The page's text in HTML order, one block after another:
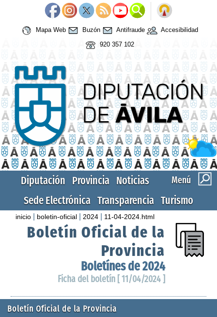
Mapa Web Buzón Antifraude
Accesibilidad
920 357 102
Menú
Diputación Provincia Noticias
Sede Electrónica Transparencia Turismo
inicio boletin-oficial 2024 11-04-2024.html
Boletín Oficial de la
Provincia
Boletínes de 2024
Ficha del boletín [ 11/04/2024 ]
Boletín Oficial de la Provincia